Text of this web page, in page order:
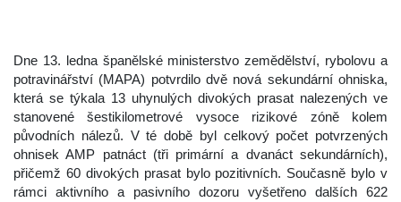
Dne 13. ledna španělské ministerstvo zemědělství, rybolovu a
potravinářství (MAPA) potvrdilo dvě nová sekundární ohniska,
která se týkala 13 uhynulých divokých prasat nalezených ve
tanovené šestikilometrové vysoce rizikové zóně kolem
původních nálezů. V té době byl celkový počet potvrzených
ohnisek AMP patnáct (tři primární a dvanáct sekundárních),
přičemž 60 divokých prasat bylo pozitivních. Současně bylo v
rámci aktivního a pasivního dozoru vyšetřeno dalších 622